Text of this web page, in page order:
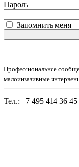
Пароль
Запомнить меня
Профессиональное
малоинвазивные
Тел.: +7 495 414 36 45